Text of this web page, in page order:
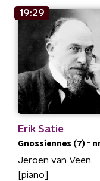
19:29
Erik Satie
Gnossiennes (7) -
Jeroen van Veen
[piano]